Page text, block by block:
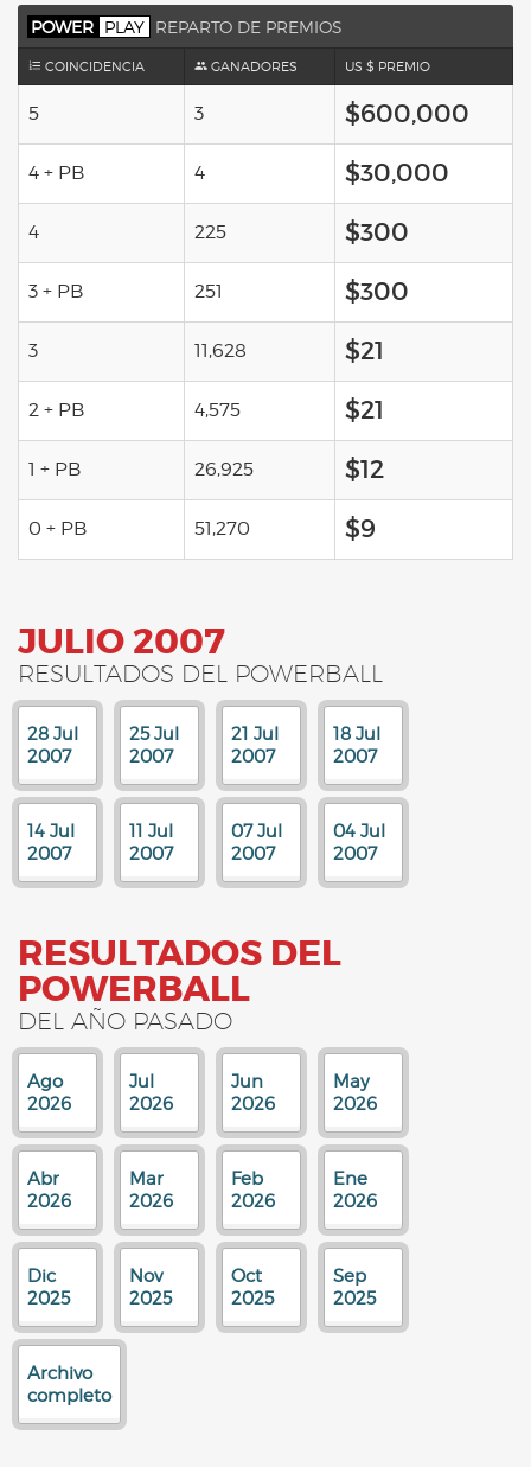
POWER PLAY REPARTO DE PREMIOS
COINCIDENCIA GANADORES US $ PREMIO
5 3 $600,000
4 + PB 4 $30,000
4 225 $300
3 + PB 251 $300
3 11,628 $21
2 + PB 4,575 $21
1 + PB 26,925 $12
0 + PB 51,270 $9
JULIO 2007
RESULTADOS DEL POWERBALL
28 Jul
2007
25 Jul
2007
21 Jul
2007
18 Jul
2007
14 Jul
2007
11 Jul
2007
07 Jul
2007
04 Jul
2007
RESULTADOS DEL
POWERBALL
DEL AÑO PASADO
Ago
2026
Jul
2026
Jun
2026
May
2026
Abr
2026
Mar
2026
Feb
2026
Ene
2026
Dic
2025
Nov
2025
Oct
2025
Sep
2025
Archivo
completo